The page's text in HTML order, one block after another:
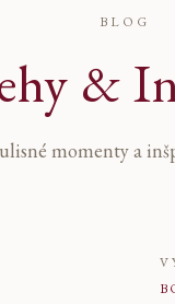
BLOG
&
momenty a